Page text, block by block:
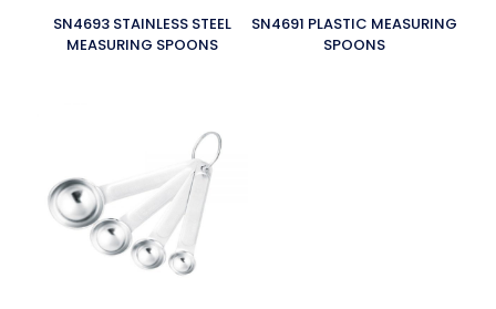
SN4693 STAINLESS STEEL
MEASURING SPOONS
SN4691 PLASTIC MEASURING
SPOONS